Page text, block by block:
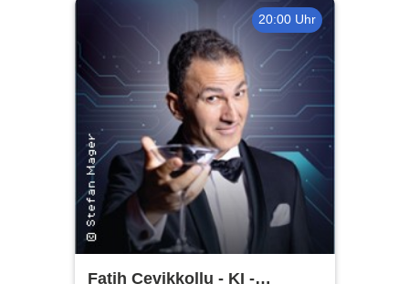
20:00 Uhr
Fatih Çevikkollu - KI -